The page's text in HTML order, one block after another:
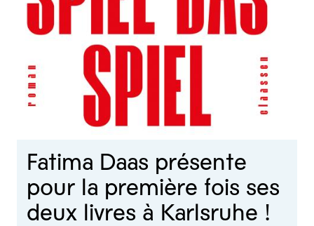
Fatima Daas présente
pour la première fois ses
deux livres à Karlsruhe !